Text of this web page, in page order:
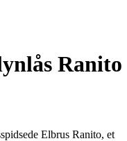
Ranito
Elbrus Ranito, et